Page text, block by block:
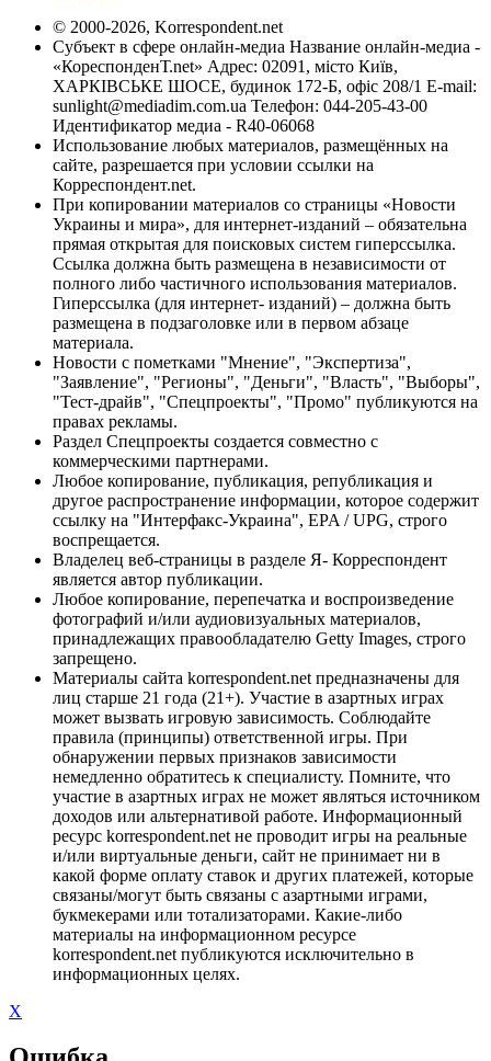
© 2000-2026, Korrespondent.net
Субъект в сфере онлайн-медиа Название онлайн-медиа -
«КореспонденТ.net» Адрес: 02091, місто Київ,
ХАРКІВСЬКЕ ШОСЕ, будинок 172-Б, офіс 208/1 E-mail:
sunlight@mediadim.com.ua Телефон: 044-205-43-00
Идентификатор медиа - R40-06068
Использование любых материалов, размещённых на
сайте, разрешается при условии ссылки на
Корреспондент.net.
При копировании материалов со страницы «Новости
Украины и мира», для интернет-изданий – обязательна
прямая открытая для поисковых систем гиперссылка.
Ссылка должна быть размещена в независимости от
полного либо частичного использования материалов.
Гиперссылка (для интернет- изданий) – должна быть
размещена в подзаголовке или в первом абзаце
материала.
Новости с пометками "Мнение", "Экспертиза",
"Заявление", "Регионы", "Деньги", "Власть", "Выборы",
"Тест-драйв", "Спецпроекты", "Промо" публикуются на
правах рекламы.
Раздел Спецпроекты создается совместно с
коммерческими партнерами.
Любое копирование, публикация, републикация и
другое распространение информации, которое содержит
ссылку на "Интерфакс-Украина", EPA / UPG, строго
воспрещается.
Владелец веб-страницы в разделе Я- Корреспондент
является автор публикации.
Любое копирование, перепечатка и воспроизведение
фотографий и/или аудиовизуальных материалов,
принадлежащих правообладателю Getty Images, строго
запрещено.
Материалы сайта korrespondent.net предназначены для
лиц старше 21 года (21+). Участие в азартных играх
может вызвать игровую зависимость. Соблюдайте
правила (принципы) ответственной игры. При
обнаружении первых признаков зависимости
немедленно обратитесь к специалисту. Помните, что
участие в азартных играх не может являться источником
доходов или альтернативой работе. Информационный
ресурс korrespondent.net не проводит игры на реальные
и/или виртуальные деньги, сайт не принимает ни в
какой форме оплату ставок и других платежей, которые
связаны/могут быть связаны с азартными играми,
букмекерами или тотализаторами. Какие-либо
материалы на информационном ресурсе
korrespondent.net публикуются исключительно в
информационных целях.
X